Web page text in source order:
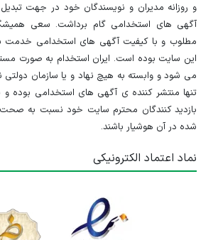
و روزانه مدیران و نویسندگان خود در جهت
آگهی های استخدامی گام برداشت. سعی
مطلوب و با کیفیت آگهی های استخدامی خدمت
این سایت بوده است. ایران استخدام به صورت
می شود و وابسته به هیچ نهاد و یا سازمان
تنها منتشر کننده ی آگهی های استخدامی بوده و
بازدید کنندگان محترم سایت خود نسبت به
شده در آن هوشیار باشند.
نماد اعتماد الکترونیکی